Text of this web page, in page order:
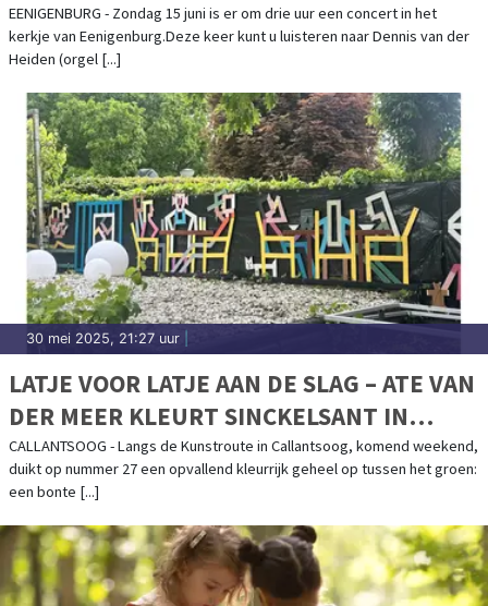
EENIGENBURG - Zondag 15 juni is er om drie uur een concert in het
kerkje van Eenigenburg.Deze keer kunt u luisteren naar Dennis van der
Heiden (orgel [...]
30 mei 2025, 21:27 uur
LATJE VOOR LATJE AAN DE SLAG – ATE VAN
DER MEER KLEURT SINCKELSANT IN
CALLANTSOOG
CALLANTSOOG - Langs de Kunstroute in Callantsoog, komend weekend,
duikt op nummer 27 een opvallend kleurrijk geheel op tussen het groen:
een bonte [...]